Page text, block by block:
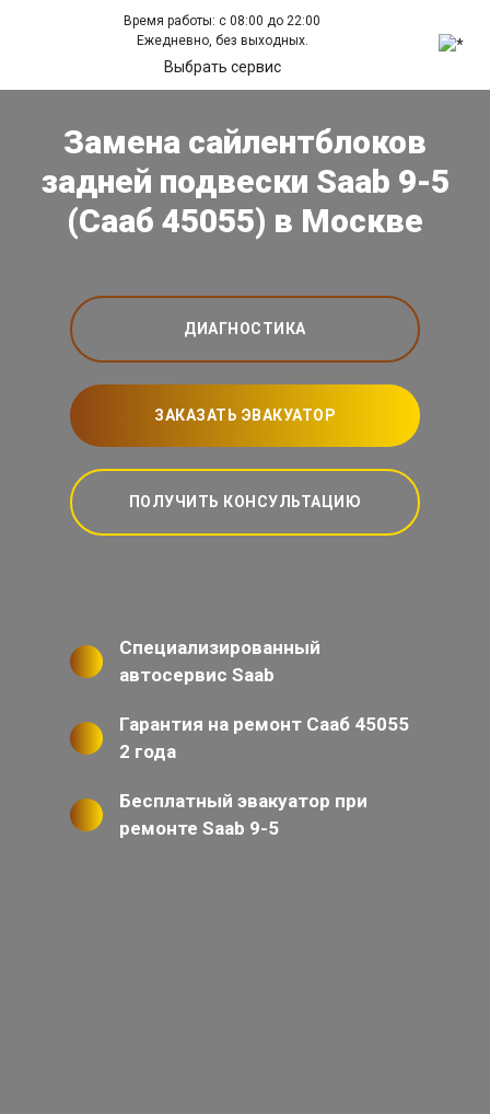
Время работы: с 08:00 до 22:00
Ежедневно, без выходных.
Выбрать сервис
Замена сайлентблоков
задней подвески Saab 9-5
(Сааб 45055) в Москве
ДИАГНОСТИКА
ЗАКАЗАТЬ ЭВАКУАТОР
ПОЛУЧИТЬ КОНСУЛЬТАЦИЮ
Специализированный
автосервис Saab
Гарантия на ремонт Сааб 45055
2 года
Бесплатный эвакуатор при
ремонте Saab 9-5